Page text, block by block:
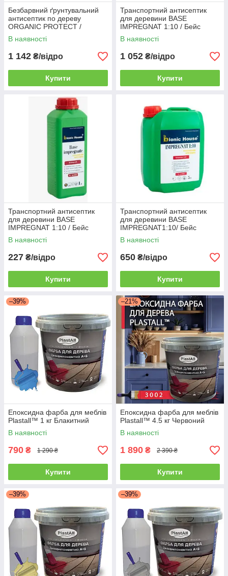
Безбарвний ґрунтувальний
антисептик по дереву
ORGANIC PROTECT /
Органік Протект (уп. 2,8 л)
В наявності
1 142 ₴/відро
Купити
Транспортний антисептик
для деревини BASE
IMPREGNAT 1:10 / Бейс
імпресант (пач. 5 л)
В наявності
1 052 ₴/відро
Купити
Транспортний антисептик
для деревини BASE
IMPREGNAT 1:10 / Бейс
імпресант (пач. 1 л)
В наявності
227 ₴/відро
Купити
Транспортний антисептик
для деревини BASE
IMPREGNAT1:10/ Бейс
імпресант (пач. 3 л)
В наявності
650 ₴/відро
Купити
–39%
Епоксидна фарба для меблів
Plastall™ 1 кг Блакитний
В наявності
790 ₴ 1 290 ₴
Купити
–21%
Епоксидна фарба для меблів
Plastall™ 4.5 кг Червоний
В наявності
1 890 ₴ 2 390 ₴
Купити
–39% –39%